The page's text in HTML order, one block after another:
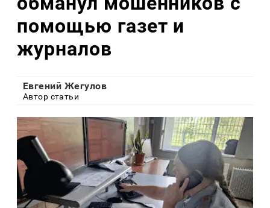
помощью газет и
журналов
Евгений Жегулов
Автор статьи